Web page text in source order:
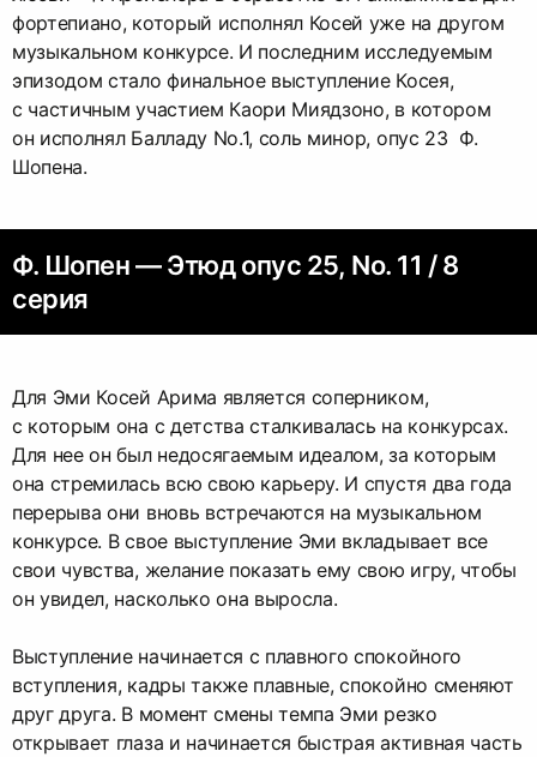
фортепиано, который исполнял Косей уже на другом
музыкальном конкурсе. И последним исследуемым
эпизодом стало финальное выступление Косея,
с частичным участием Каори Миядзоно, в котором
он исполнял Балладу No.1, соль минор, опус 23 Ф.
Шопена.
Ф. Шопен — Этюд опус 25, No. 11 / 8
серия
Для Эми Косей Арима является соперником,
с которым она с детства сталкивалась на конкурсах.
Для нее он был недосягаемым идеалом, за которым
она стремилась всю свою карьеру. И спустя два года
перерыва они вновь встречаются на музыкальном
конкурсе. В свое выступление Эми вкладывает все
свои чувства, желание показать ему свою игру, чтобы
он увидел, насколько она выросла.
Выступление начинается с плавного спокойного
вступления, кадры также плавные, спокойно сменяют
друг друга. В момент смены темпа Эми резко
открывает глаза и начинается быстрая активная часть